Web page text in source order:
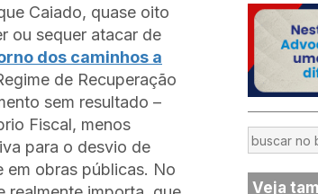
Caiado, quase oito
ou sequer atacar de
dos caminhos a
de Recuperação
sem resultado –
Fiscal, menos
para o desvio de
em obras públicas. No
Veja